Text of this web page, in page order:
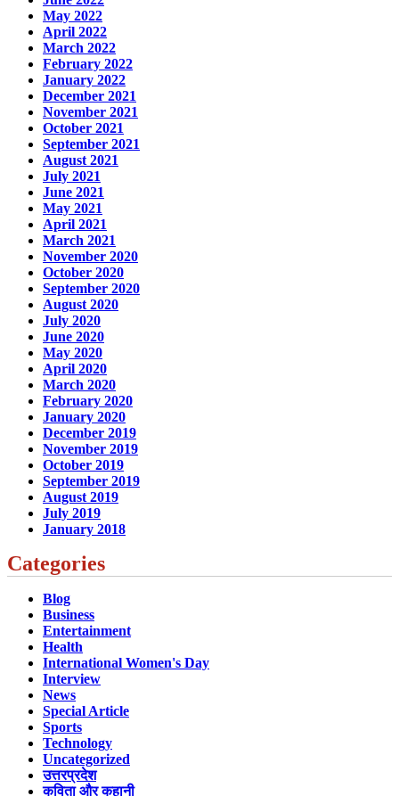
May 2022
April 2022
March 2022
February 2022
January 2022
December 2021
November 2021
October 2021
September 2021
August 2021
July 2021
June 2021
May 2021
April 2021
March 2021
November 2020
October 2020
September 2020
August 2020
July 2020
June 2020
May 2020
April 2020
March 2020
February 2020
January 2020
December 2019
November 2019
October 2019
September 2019
August 2019
July 2019
January 2018
Categories
Blog
Business
Entertainment
Health
International Women's Day
Interview
News
Special Article
Sports
Technology
Uncategorized
उत्तरप्रदेश
कविता और कहानी